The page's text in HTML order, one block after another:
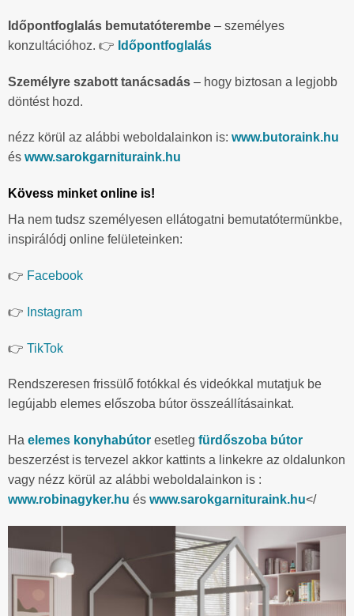
Időpontfoglalás bemutatóterembe – személyes
konzultációhoz. 👉 Időpontfoglalás
Személyre szabott tanácsadás – hogy biztosan a legjobb
döntést hozd.
nézz körül az alábbi weboldalainkon is: www.butoraink.hu
és www.sarokgarnituraink.hu
Kövess minket online is!
Ha nem tudsz személyesen ellátogatni bemutatótermünkbe,
inspirálódj online felületeinken:
👉 Facebook
👉 Instagram
👉 TikTok
Rendszeresen frissülő fotókkal és videókkal mutatjuk be
legújabb elemes előszoba bútor összeállításainkat.
Ha elemes konyhabútor esetleg fürdőszoba bútor
beszerzést is tervezel akkor kattints a linkekre az oldalunkon
vagy nézz körül az alábbi weboldalainkon is :
www.robinagyker.hu és www.sarokgarnituraink.hu</